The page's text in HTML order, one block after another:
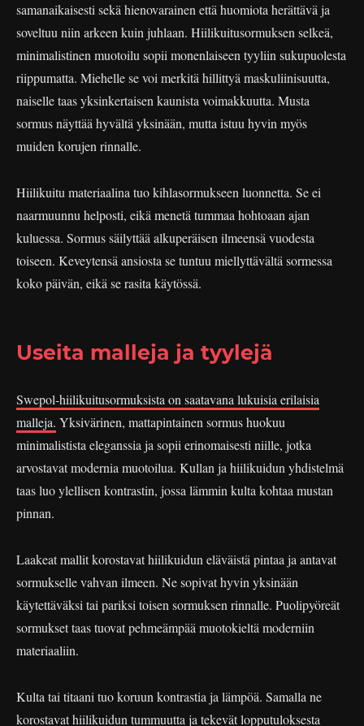
samanaikaisesti sekä hienovarainen että huomiota herättävä ja
soveltuu niin arkeen kuin juhlaan. Hiilikuitusormuksen selkeä,
minimalistinen muotoilu sopii monenlaiseen tyyliin sukupuolesta
riippumatta. Miehelle se voi merkitä hillittyä maskuliinisuutta,
naiselle taas yksinkertaisen kaunista voimakkuutta. Musta
sormus näyttää hyvältä yksinään, mutta istuu hyvin myös
muiden korujen rinnalle.
Hiilikuitu materiaalina tuo kihlasormukseen luonnetta. Se ei
naarmuunnu helposti, eikä menetä tummaa hohtoaan ajan
kuluessa. Sormus säilyttää alkuperäisen ilmeensä vuodesta
toiseen. Keveytensä ansiosta se tuntuu miellyttävältä sormessa
koko päivän, eikä se rasita käytössä.
Useita malleja ja tyylejä
Swepol-hiilikuitusormuksista on saatavana lukuisia erilaisia
malleja. Yksivärinen, mattapintainen sormus huokuu
minimalistista eleganssia ja sopii erinomaisesti niille, jotka
arvostavat modernia muotoilua. Kullan ja hiilikuidun yhdistelmä
taas luo ylellisen kontrastin, jossa lämmin kulta kohtaa mustan
pinnan.
Laakeat mallit korostavat hiilikuidun eläväistä pintaa ja antavat
sormukselle vahvan ilmeen. Ne sopivat hyvin yksinään
käytettäväksi tai pariksi toisen sormuksen rinnalle. Puolipyöreät
sormukset taas tuovat pehmeämpää muotokieltä moderniin
materiaaliin.
Kulta tai titaani tuo koruun kontrastia ja lämpöä. Samalla ne
korostavat hiilikuidun tummuutta ja tekevät lopputuloksesta